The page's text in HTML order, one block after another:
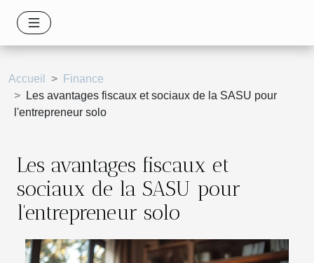
Accueil
Finance
Les avantages fiscaux et sociaux de la SASU pour
l'entrepreneur solo
Les avantages fiscaux et
sociaux de la SASU pour
l'entrepreneur solo